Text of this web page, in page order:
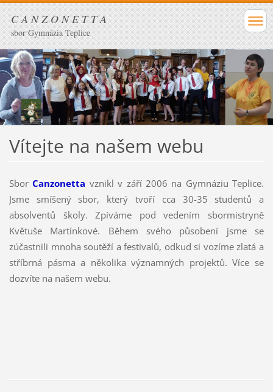
C A N Z O N E T T A
sbor Gymnázia Teplice
Vítejte na našem webu
SborCanzonetta vznikl v září 2006 na Gymnáziu Teplice.
Jsme smíšený sbor, který tvoří cca 30-35 studentů a
absolventů školy. Zpíváme pod vedením sbormistryně
Květuše Martínkové. Během svého působení jsme se
zúčastnili mnoha soutěží a festivalů, odkud si vozíme zlatá a
stříbrná pásma a několika významných projektů. Více se
dozvíte na našem webu.